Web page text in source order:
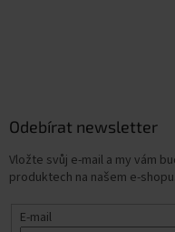
Odebírat newsletter
Vložte svůj e-mail a my vám
produktech na našem e-shopu.
E-mail